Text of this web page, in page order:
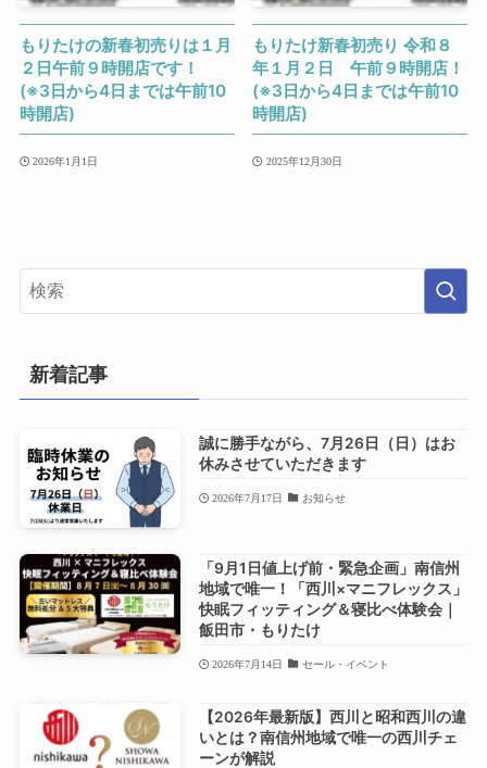
もりたけの新春初売りは１月
２日午前９時開店です！
(※3日から4日までは午前10
時開店)
2026年1月1日
もりたけ新春初売り 令和８
年１月２日 午前９時開店！
(※3日から4日までは午前10
時開店)
2025年12月30日
新着記事
誠に勝手ながら、7月26日（日）はお
休みさせていただきます
2026年7月17日 お知らせ
「9月1日値上げ前・緊急企画」南信州
地域で唯一！「西川×マニフレックス」
快眠フィッティング＆寝比べ体験会｜
飯田市・もりたけ
2026年7月14日 セール・イベント
【2026年最新版】西川と昭和西川の違
いとは？南信州地域で唯一の西川チェ
ーンが解説